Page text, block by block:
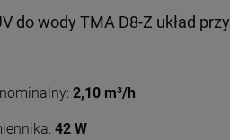
do wody TMA D8-Z układ
2,10 m³/h
42 W